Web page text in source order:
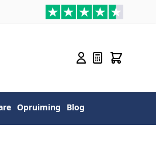
Opruiming Blog